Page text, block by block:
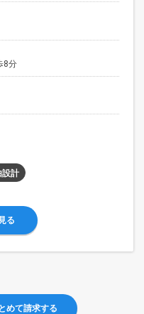
8分
設計
る
めて請求する